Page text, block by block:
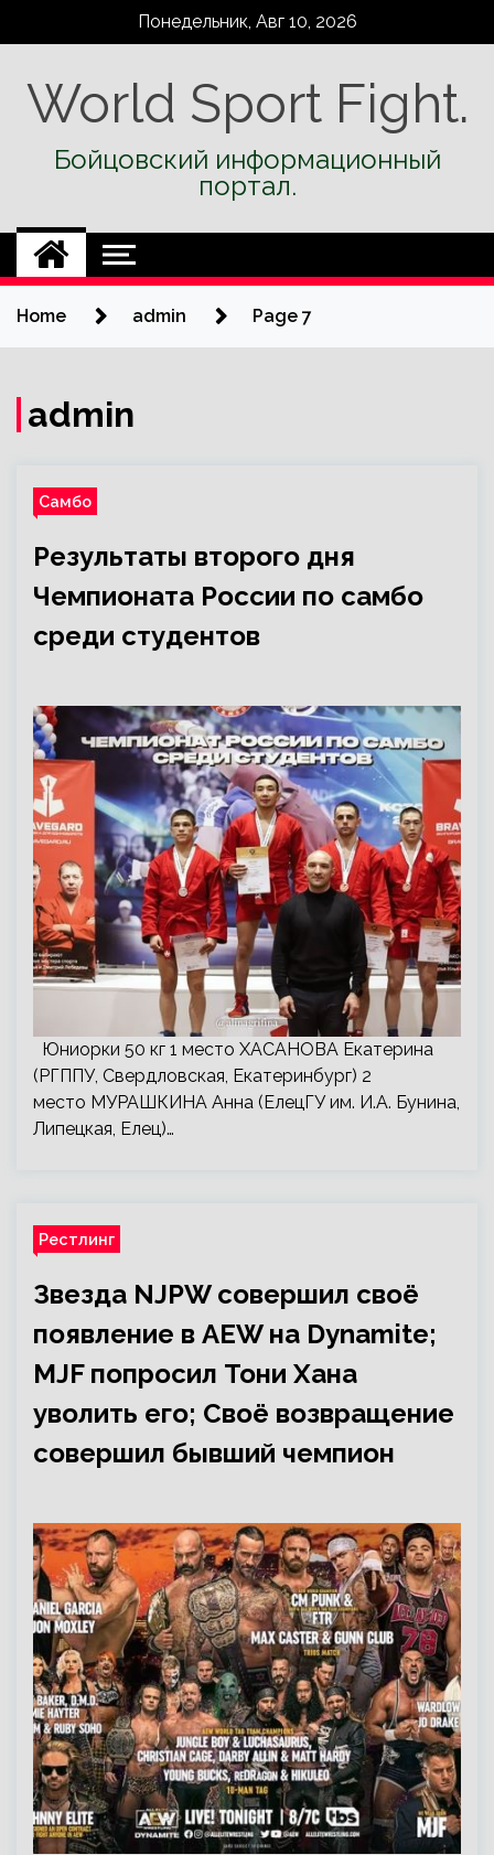
Понедельник, Авг 10, 2026
World Sport Fight.
Бойцовский информационный
портал.
Home admin Page 7
admin
Самбо
Результаты второго дня
Чемпионата России по самбо
среди студентов
Юниорки 50 кг 1 место ХАСАНОВА Екатерина
(РГППУ, Свердловская, Екатеринбург) 2
место МУРАШКИНА Анна (ЕлецГУ им. И.А. Бунина,
Липецкая, Елец)…
Рестлинг
Звезда NJPW совершил своё
появление в AEW на Dynamite;
MJF попросил Тони Хана
уволить его; Своё возвращение
совершил бывший чемпион